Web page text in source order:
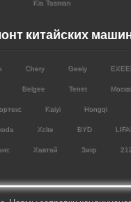
Kia Tasman
китайских
Chery Geely
Belgee Tenet
Kaiyi Hongqi
Xcite BYD
Хавтай Зикр